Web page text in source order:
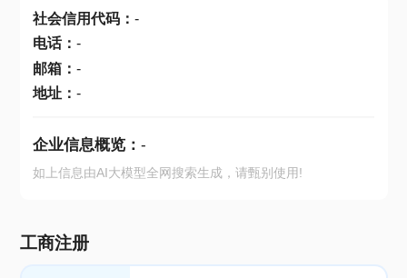
社会信用代码： -
电话： -
邮箱： -
地址： -
企业信息概览： -
如上信息由AI大模型全网搜索生成，请甄别使用!
工商注册